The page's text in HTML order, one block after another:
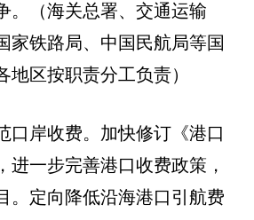
。（海关总署、交通运输
家铁路局、中国民航局等国
地区按职责分工负责）
口岸收费。加快修订《港口
进一步完善港口收费政策，
。定向降低沿海港口引航费